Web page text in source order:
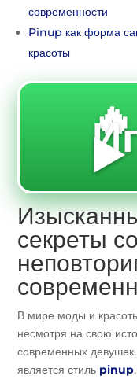
современности
Pinup как форма
красоты
🔥
▶️
секреты
В мире моды и
несмотря на свою
современных
является стиль pinup